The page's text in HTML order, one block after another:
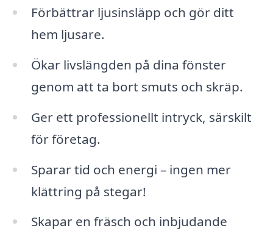
Förbättrar ljusinsläpp och gör ditt
hem ljusare.
Ökar livslängden på dina fönster
genom att ta bort smuts och skräp.
Ger ett professionellt intryck, särskilt
för företag.
Sparar tid och energi – ingen mer
klättring på stegar!
Skapar en fräsch och inbjudande